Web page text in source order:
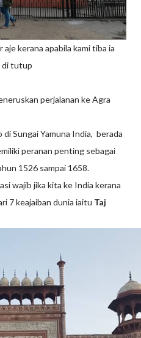
kerana apabila kami tiba ia
di tutup
perjalanan ke Agra
Sungai Yamuna India, berada
peranan penting sebagai
1526 sampai 1658.
wajib jika kita ke India kerana
7 keajaiban dunia iaitu Taj